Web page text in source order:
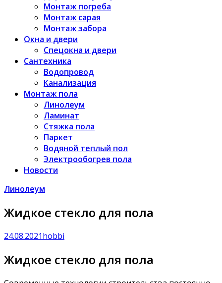
Монтаж погреба
Монтаж сарая
Монтаж забора
Окна и двери
Спецокна и двери
Сантехника
Водопровод
Канализация
Монтаж пола
Линолеум
Ламинат
Стяжка пола
Паркет
Водяной теплый пол
Электрообогрев пола
Новости
Линолеум
Жидкое стекло для пола
24.08.2021hobbi
Жидкое стекло для пола